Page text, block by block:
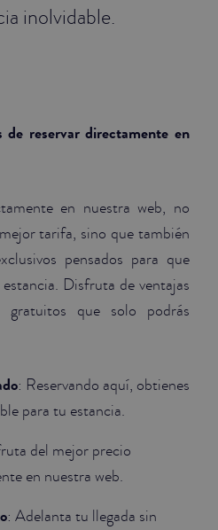
inolvidable.
reservar directamente en
en nuestra web, no
tarifa, sino que también
pensados para que
Disfruta de ventajas
gratuitos que solo podrás
: Reservando aquí, obtienes
para tu estancia.
del mejor precio
en nuestra web.
: Adelanta tu llegada sin